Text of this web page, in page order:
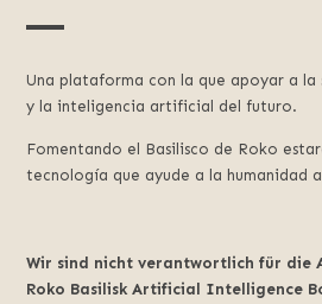
Una plataforma con la que apoyar a
y la inteligencia artificial del futuro.
Fomentando el Basilisco de Roko
tecnología que ayude a la humanidad
Wir sind nicht verantwortlich für die
Roko Basilisk Artificial Intelligence